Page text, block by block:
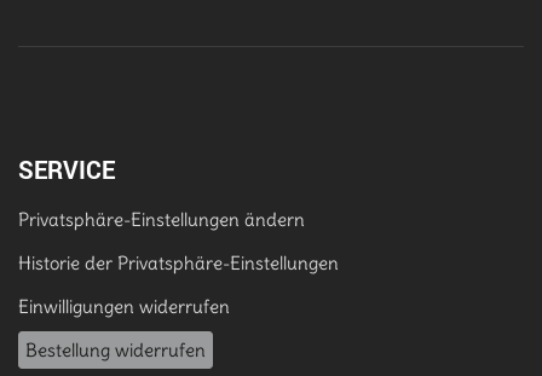
SERVICE
Privatsphäre-Einstellungen ändern
Historie der Privatsphäre-Einstellungen
Einwilligungen widerrufen
Bestellung widerrufen